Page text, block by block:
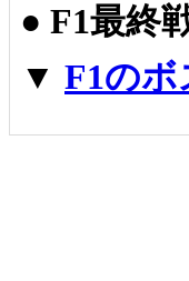
● F1最終
▼ F1のボ